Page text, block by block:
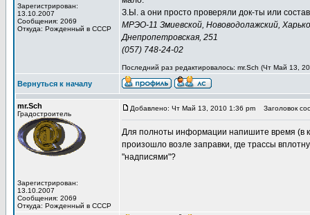
Зарегистрирован:
13.10.2007
Сообщения: 2069
Откуда: Рожденный в СССР
З.Ы. а они просто проверяли док-ты или
МРЭО-11 Змиевской, Нововодолажский,
Днепропетровская, 251
(057) 748-24-02
Последний раз редактировалось: mr.Sch (Чт Май 13,
Вернуться к началу
mr.Sch
Градостроитель
Зарегистрирован:
13.10.2007
Сообщения: 2069
Откуда: Рожденный в СССР
Добавлено: Чт Май 13, 2010 1:36 pm Заголовок
Для полноты информации напишите время (в
произошло возле заправки, где трассы
"надписями"?